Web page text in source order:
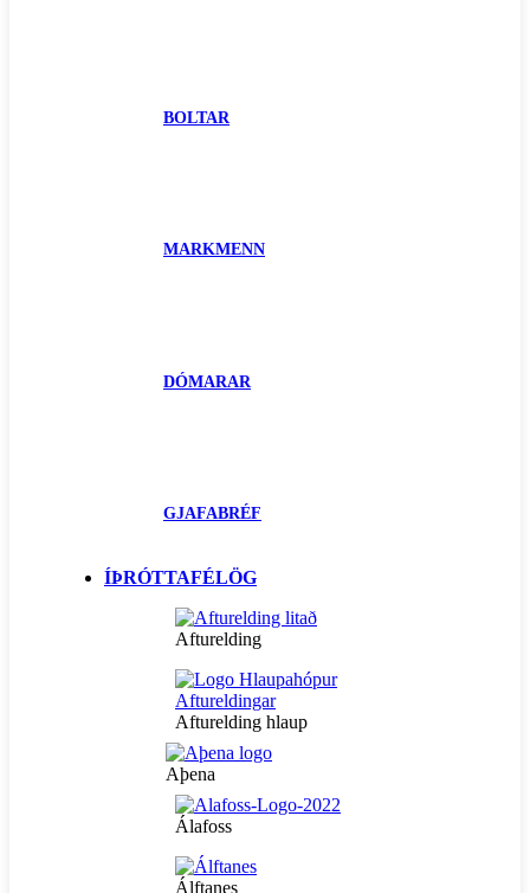
BOLTAR
MARKMENN
DÓMARAR
GJAFABRÉF
ÍÞRÓTTAFÉLÖG
Afturelding
Afturelding hlaup
Aþena
Álafoss
Álftanes